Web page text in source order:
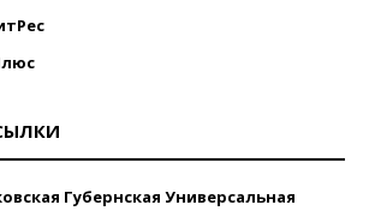
Губернская Универсальная